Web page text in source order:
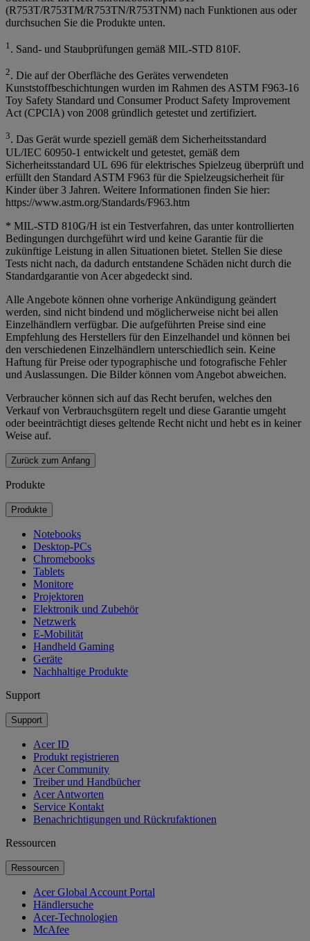
(R753T/R753TM/R753TN/R753TNM) nach Funktionen aus oder
durchsuchen Sie die Produkte unten.
1 . Sand- und Staubprüfungen gemäß MIL-STD 810F.
2. Die auf der Oberfläche des Gerätes verwendeten
Kunststoffbeschichtungen wurden im Rahmen des ASTM F963-16
Toy Safety Standard und Consumer Product Safety Improvement
Act (CPCIA) von 2008 gründlich getestet und zertifiziert.
3. Das Gerät wurde speziell gemäß dem Sicherheitsstandard
UL/IEC 60950-1 entwickelt und getestet, gemäß dem
Sicherheitsstandard UL 696 für elektrisches Spielzeug überprüft und
erfüllt den Standard ASTM F963 für die Spielzeugsicherheit für
Kinder über 3 Jahren. Weitere Informationen finden Sie hier:
https://www.astm.org/Standards/F963.htm
* MIL-STD 810G/H ist ein Testverfahren, das unter kontrollierten
Bedingungen durchgeführt wird und keine Garantie für die
zukünftige Leistung in allen Situationen bietet. Stellen Sie diese
Tests nicht nach, da dadurch entstandene Schäden nicht durch die
Standardgarantie von Acer abgedeckt sind.
Alle Angebote können ohne vorherige Ankündigung geändert
werden, sind nicht bindend und möglicherweise nicht bei allen
Einzelhändlern verfügbar. Die aufgeführten Preise sind eine
Empfehlung des Herstellers für den Einzelhandel und können bei
den verschiedenen Einzelhändlern unterschiedlich sein. Keine
Haftung für Preise oder typographische und fotografische Fehler
und Auslassungen. Die Bilder können vom Angebot abweichen.
Verbraucher können sich auf das Recht berufen, welches den
Verkauf von Verbrauchsgütern regelt und diese Garantie umgeht
oder beeinträchtigt dieses geltende Recht nicht und hebt es in keiner
Weise auf.
Zurück zum Anfang
Produkte
Produkte
Notebooks
Desktop-PCs
Chromebooks
Tablets
Monitore
Projektoren
Elektronik und Zubehör
Netzwerk
E-Mobilität
Handheld Gaming
Geräte
Nachhaltige Produkte
Support
Support
Acer ID
Produkt registrieren
Acer Community
Treiber und Handbücher
Acer Antworten
Service Kontakt
Benachrichtigungen und Rückrufaktionen
Ressourcen
Ressourcen
Acer Global Account Portal
Händlersuche
Acer-Technologien
McAfee